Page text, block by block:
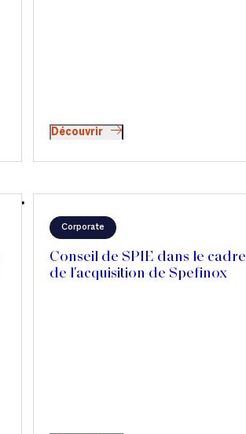
Découvrir
Corporate
Conseil de SPIE dans le cadre
de l'acquisition de Spefinox